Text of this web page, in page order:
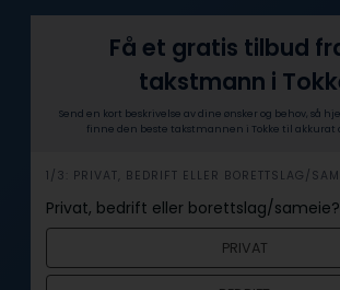
Få et gratis tilbud
takstmann i
Send en kort beskrivelse av dine ønsker og behov, så
finne den beste takstmannen i Tokke til akkurat
h
e
r
1/3: PRIVAT, BEDRIFT ELLER BORETTSLAG/
Privat, bedrift eller borettslag/sameie?
PRIVAT